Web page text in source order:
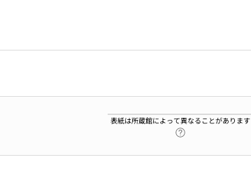
表紙は所蔵館によって異なることがあります